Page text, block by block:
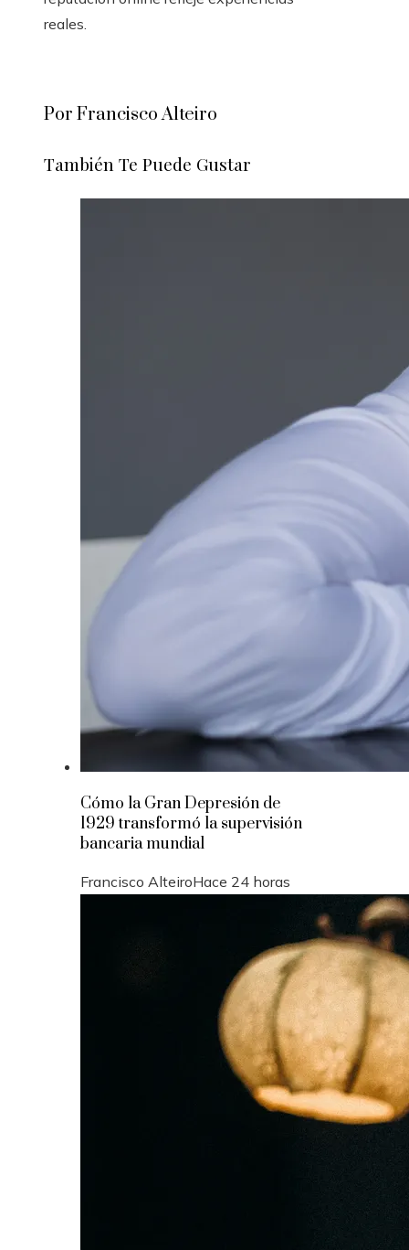
reales.
Por Francisco Alteiro
También Te Puede Gustar
Cómo la Gran Depresión de
1929 transformó la supervisión
bancaria mundial
Francisco AlteiroHace 24 horas